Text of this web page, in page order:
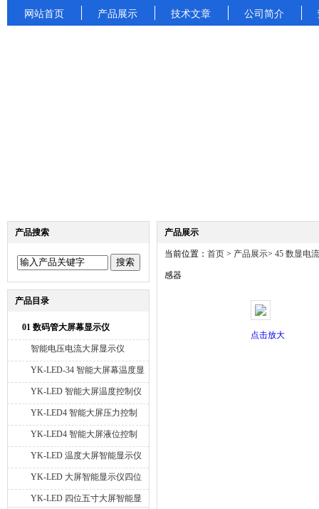
网站首页 产品展示 技术文章 公司简介
产品搜索
产品目录
01 数码管大屏幕显示仪
智能电压电流大屏显示仪
YK-LED-34 智能大屏幕温度显
示仪
YK-LED 智能大屏温度控制仪
YK-LED4 智能大屏压力控制
仪
YK-LED4 智能大屏液位控制
仪
YK-LED 温度大屏智能显示仪
四位十寸
YK-LED 大屏智能显示仪四位
八寸
YK-LED 四位五寸大屏智能显
产品展示
当前位置： 首页 > 产品展示> 45 数显电
感器
点击放大